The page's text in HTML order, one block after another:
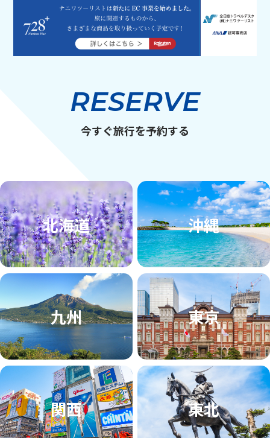
RESERVE
今すぐ旅行を予約する
北海道 沖縄
九州 東京
関西 東北